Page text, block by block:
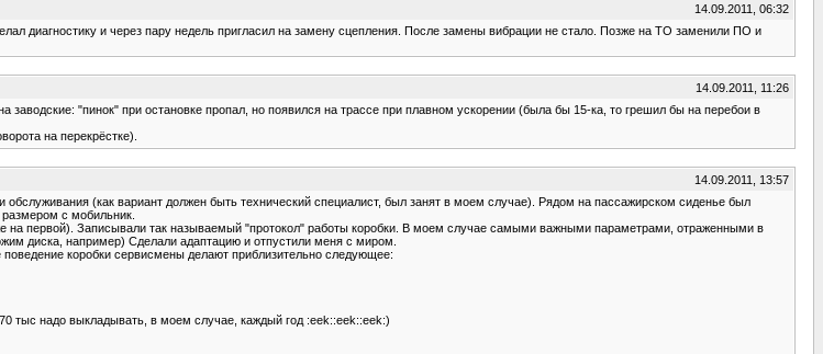
14.09.2011, 06:32
диагностику и через пару недель пригласил на замену сцепления. После замены вибрации не стало. Позже на ТО заменили ПО и
14.09.2011, 11:26
"пинок" при остановке пропал, но появился на трассе при плавном ускорении (была бы 15-ка, то грешил бы на перебои в
на перекрёстке).
14.09.2011, 13:57
(как вариант должен быть технический специалист, был занят в моем случае). Рядом на пассажирском сиденье был
с мобильник.
первой). Записывали так называемый "протокол" работы коробки. В моем случае самыми важными параметрами, отраженными в
диска, например) Сделали адаптацию и отпустили меня с миром.
коробки сервисмены делают приблизительно следующее:
тыс надо выкладывать, в моем случае, каждый год :eek::eek::eek:)